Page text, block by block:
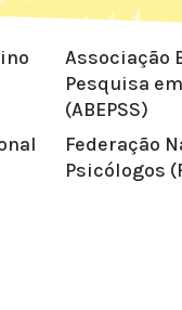
Associação
Pesquisa
(ABEPSS)
Federação
Psicólogos